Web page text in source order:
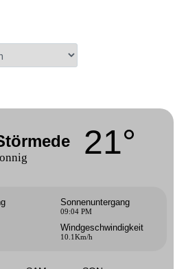
21°
Sonnenuntergang
09:04 PM
Windgeschwindigkeit
10.1Km/h